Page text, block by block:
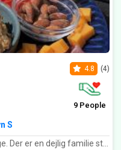
4.8 (4)
9 People
S
super god Darjeeling First flush the, ny ristet kaffe, øl fra Svanke og Nørrebro bryghus, gode sandwich og masser af kager!